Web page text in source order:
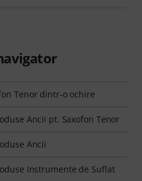
Tenor dintr-o ochire
Ancii pt. Saxofon Tenor
Ancii
Instrumente de Suflat